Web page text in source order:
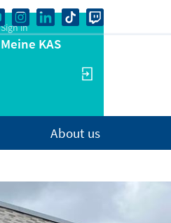
Sign in
Meine KAS
About us